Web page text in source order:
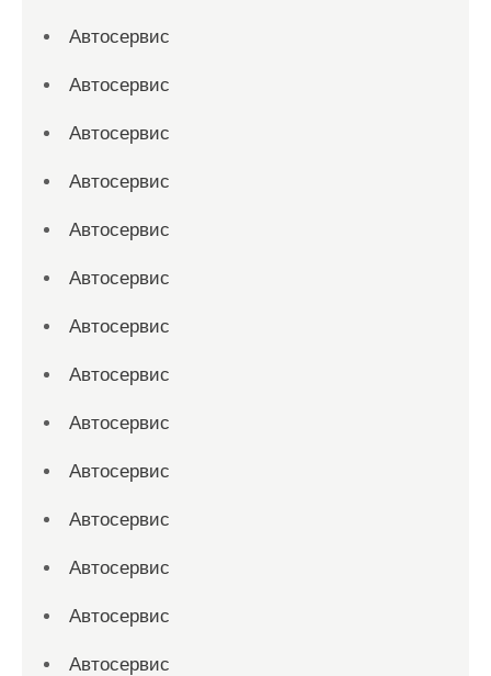
Автосервис
Автосервис
Автосервис
Автосервис
Автосервис
Автосервис
Автосервис
Автосервис
Автосервис
Автосервис
Автосервис
Автосервис
Автосервис
Автосервис